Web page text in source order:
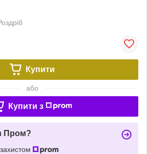
Купити
або
Купити з
Пром?